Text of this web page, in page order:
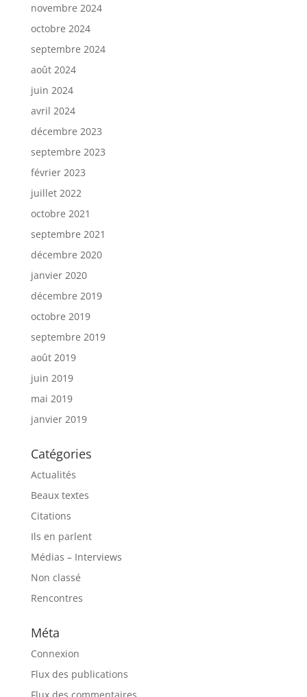
novembre 2024
octobre 2024
septembre 2024
août 2024
juin 2024
avril 2024
décembre 2023
septembre 2023
février 2023
juillet 2022
octobre 2021
septembre 2021
décembre 2020
janvier 2020
décembre 2019
octobre 2019
septembre 2019
août 2019
juin 2019
mai 2019
janvier 2019
Catégories
Actualités
Beaux textes
Citations
Ils en parlent
Médias – Interviews
Non classé
Rencontres
Méta
Connexion
Flux des publications